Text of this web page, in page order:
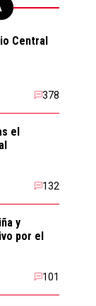
Central
378
el
132
y
por el
101